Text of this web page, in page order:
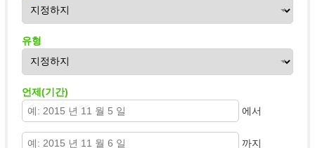
유형
언제(기간)
에서
까지